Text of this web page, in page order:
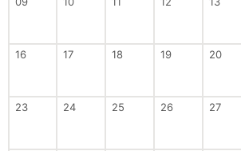
16 17 18 19 20
23 24 25 26 27